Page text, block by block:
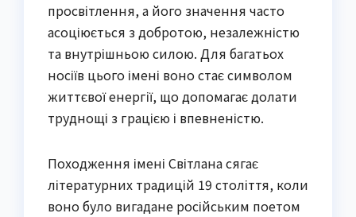
просвітлення, а його значення часто
асоціюється з добротою, незалежністю
та внутрішньою силою. Для багатьох
носіїв цього імені воно стає символом
життєвої енергії, що допомагає долати
труднощі з грацією і впевненістю.
Походження імені Світлана сягає
літературних традицій 19 століття, коли
воно було вигадане російським поетом